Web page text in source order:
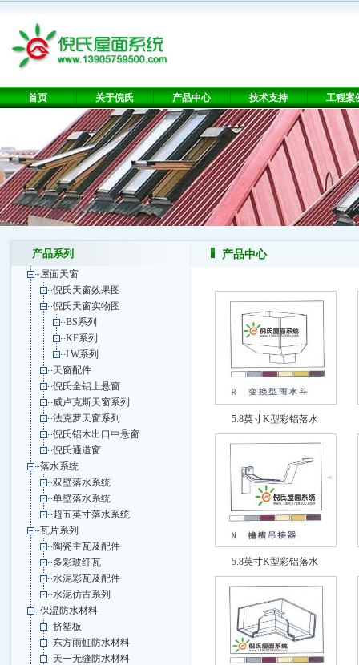
首页 关于倪氏 产品中心 技术支持 工程案
产品系列
屋面天窗
倪氏天窗效果图
倪氏天窗实物图
BS系列
KF系列
LW系列
天窗配件
倪氏全铝上悬窗
威卢克斯天窗系列
法克罗天窗系列
倪氏铝木出口中悬窗
倪氏通道窗
落水系统
双壁落水系统
单壁落水系统
超五英寸落水系统
瓦片系列
陶瓷主瓦及配件
多彩玻纤瓦
水泥彩瓦及配件
水泥仿古系列
保温防水材料
挤塑板
东方雨虹防水材料
天一无缝防水材料
产品中心
5.8英寸K型彩铝落水
5.8英寸K型彩铝落水